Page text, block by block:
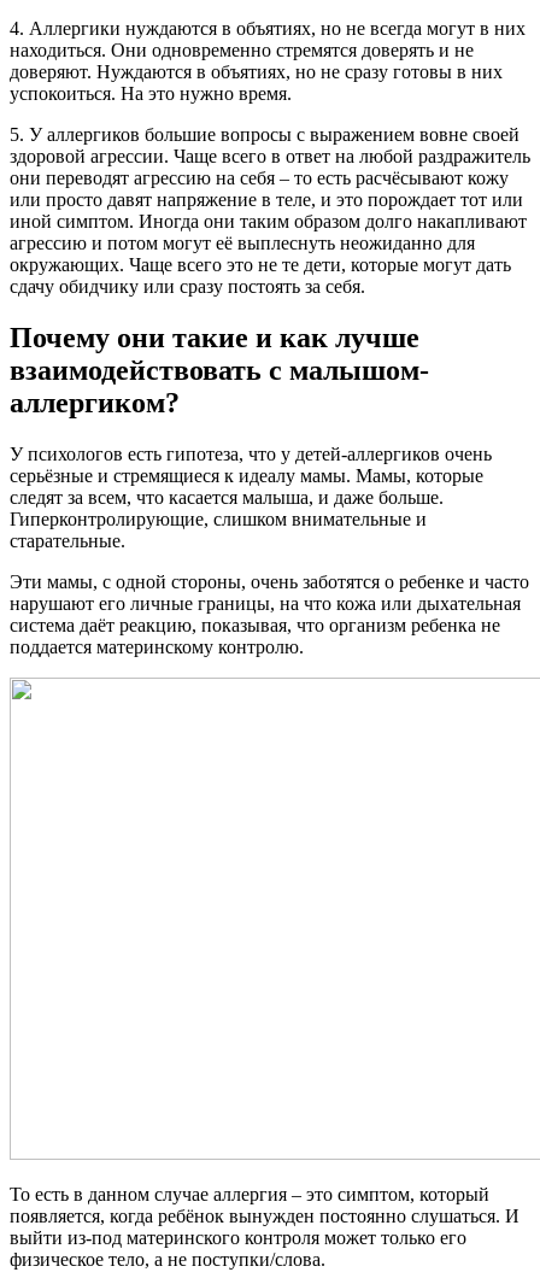
4. Аллергики нуждаются в объятиях, но не всегда могут в них
находиться. Они одновременно стремятся доверять и не
доверяют. Нуждаются в объятиях, но не сразу готовы в них
успокоиться. На это нужно время.
5. У аллергиков большие вопросы с выражением вовне своей
здоровой агрессии. Чаще всего в ответ на любой раздражитель
они переводят агрессию на себя – то есть расчёсывают кожу
или просто давят напряжение в теле, и это порождает тот или
иной симптом. Иногда они таким образом долго накапливают
агрессию и потом могут её выплеснуть неожиданно для
окружающих. Чаще всего это не те дети, которые могут дать
сдачу обидчику или сразу постоять за себя.
Почему они такие и как лучше
взаимодействовать с малышом-
аллергиком?
У психологов есть гипотеза, что у детей-аллергиков очень
серьёзные и стремящиеся к идеалу мамы. Мамы, которые
следят за всем, что касается малыша, и даже больше.
Гиперконтролирующие, слишком внимательные и
старательные.
Эти мамы, с одной стороны, очень заботятся о ребенке и часто
нарушают его личные границы, на что кожа или дыхательная
система даёт реакцию, показывая, что организм ребенка не
поддается материнскому контролю.
То есть в данном случае аллергия – это симптом, который
появляется, когда ребёнок вынужден постоянно слушаться. И
выйти из-под материнского контроля может только его
физическое тело, а не поступки/слова.